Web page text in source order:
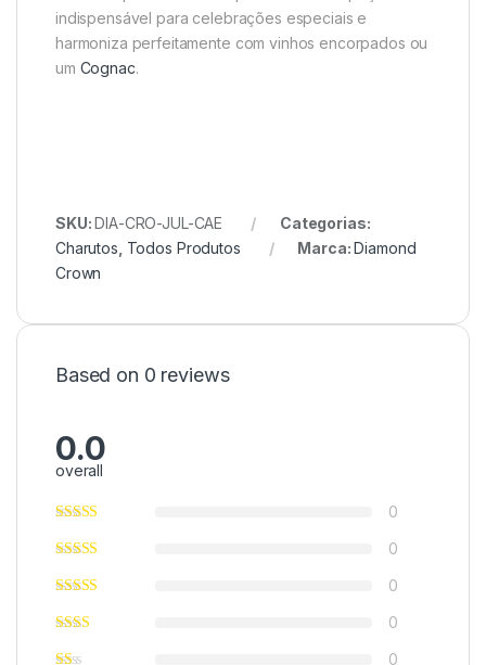
indispensável para celebrações especiais e
harmoniza perfeitamente com vinhos encorpados ou
um Cognac.
SKU:DIA-CRO-JUL-CAE
Categorias:
Charutos Todos Produtos Marca:Diamond
Crown
Based on 0 reviews
0.0
overall
0
0
0
0
0